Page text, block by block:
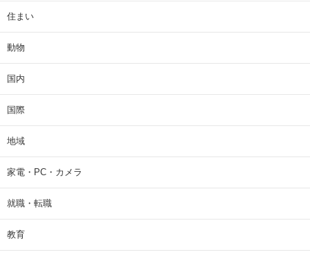
住まい
動物
国内
国際
地域
家電・PC・カメラ
就職・転職
教育